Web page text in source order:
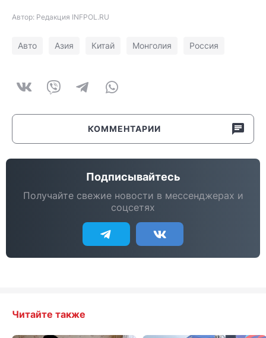
Автор: Редакция INFPOL.RU
Авто Азия Китай Монголия Россия
КОММЕНТАРИИ
Подписывайтесь
Получайте свежие новости в мессенджерах и
соцсетях
Читайте также